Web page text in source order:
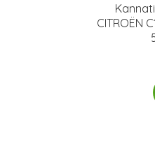
CITROËN